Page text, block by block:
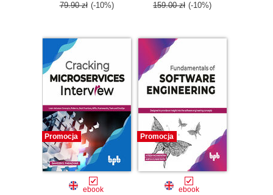
79.90 zł (-10%) 159.00 zł (-10%)
Promocja
ebook
Promocja
ebook